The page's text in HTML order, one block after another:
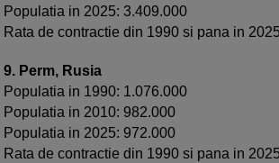
Populatia in 2025: 3.409.000
Rata de contractie din 1990 si pana in
9. Perm, Rusia
Populatia in 1990: 1.076.000
Populatia in 2010: 982.000
Populatia in 2025: 972.000
Rata de contractie din 1990 si pana in